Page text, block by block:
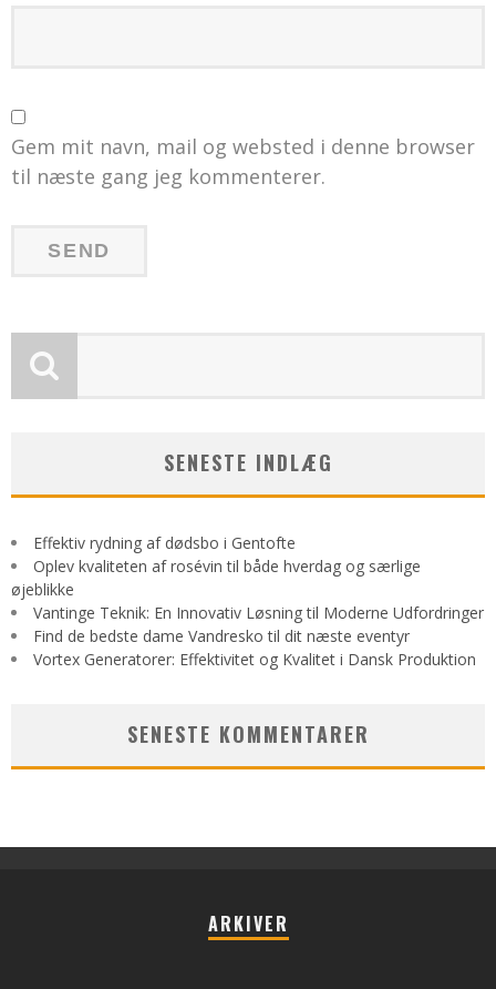
Gem mit navn, mail og websted i denne browser
til næste gang jeg kommenterer.
SENESTE INDLÆG
Effektiv rydning af dødsbo i Gentofte
Oplev kvaliteten af rosévin til både hverdag og særlige
øjeblikke
Vantinge Teknik: En Innovativ Løsning til Moderne Udfordringer
Find de bedste dame Vandresko til dit næste eventyr
Vortex Generatorer: Effektivitet og Kvalitet i Dansk Produktion
SENESTE KOMMENTARER
ARKIVER